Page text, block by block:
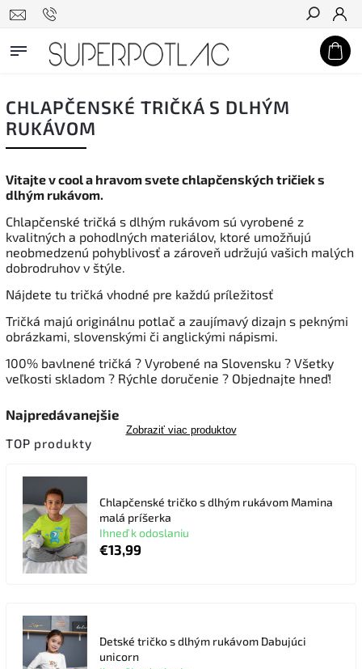
Hľadať
CHLAPČENSKÉ TRIČKÁ S DLHÝM
RUKÁVOM
Vitajte v cool a hravom svete chlapčenských tričiek s
dlhým rukávom.
Chlapčenské tričká s dlhým rukávom sú vyrobené z
kvalitných a pohodlných materiálov, ktoré umožňujú
neobmedzenú pohyblivosť a zároveň udržujú vašich malých
dobrodruhov v štýle.
Nájdete tu tričká vhodné pre každú príležitosť
Tričká majú originálnu potlač a zaujímavý dizajn s peknými
obrázkami, slovenskými či anglickými nápismi.
100% bavlnené tričká ? Vyrobené na Slovensku ? Všetky
veľkosti skladom ? Rýchle doručenie ? Objednajte hneď!
Najpredávanejšie
Zobraziť viac produktov
TOP produkty
Chlapčenské tričko s dlhým rukávom Mamina
malá príšerka
Ihneď k odoslaniu
€13,99
Detské tričko s dlhým rukávom Dabujúci
unicorn